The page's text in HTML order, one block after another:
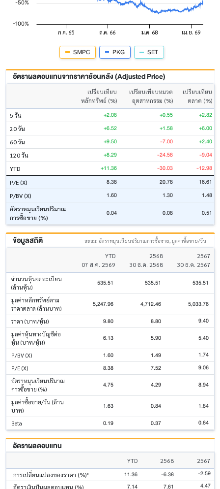
SMPC PKG SET
อัตราผลตอบแทนจากราคาย้อนหลัง (Adjusted Price)
เปรียบเทียบ
หลักทรัพย์ (%)
เปรียบเทียบหมวด
อุตสาหกรรม (%)
เปรียบเทียบ
ตลาด (%)
5 วัน
+2.08 +0.55 +2.82
20 วัน +6.52 +1.58 +6.00
60 วัน +9.50 -7.00 +2.40
120 วัน +8.29 -24.58 -9.04
YTD +11.36 -30.03 -12.98
P/E (X) 8.38 20.78 16.61
P/BV (X) 1.60 1.30 1.48
อัตราหมุนเวียนปริมาณ
การซื้อขาย (%)
0.04 0.08 0.51
ข้อมูลสถิติ สะสม: อัตราหมุนเวียนปริมาณการซื้อขาย, มูลค่าซื้อขาย/วัน
YTD
07 ส.ค. 2569
2568
30 ธ.ค. 2568
2567
30 ธ.ค. 2567
จำนวนหุ้นจดทะเบียน
(ล้านหุ้น)
535.51 535.51 535.51
มูลค่าหลักทรัพย์ตาม
ราคาตลาด (ล้านบาท)
5,247.96 4,712.46 5,033.76
ราคา (บาท/หุ้น) 9.80 8.80 9.40
มูลค่าหุ้นทางบัญชีต่อ
หุ้น (บาท/หุ้น)
6.13 5.90 5.40
P/BV (X) 1.60 1.49 1.74
P/E (X) 8.38 7.52 9.06
อัตราหมุนเวียนปริมาณ
การซื้อขาย (%)
4.75 4.29 8.94
มูลค่าซื้อขาย/วัน (ล้าน
บาท)
1.63 0.84 1.84
Beta 0.19 0.37 0.64
อัตราผลตอบแทน
YTD 2568
2567
การเปลี่ยนแปลงของราคา (%)*
11.36 -6.38 -2.59
อัตราเงินปันผลตอบแทน (%) 7.14 7.61 4.47